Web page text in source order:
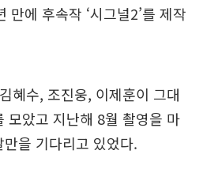
만에 후속작 ‘시그널2’를 제작
혜수, 조진웅, 이제훈이 그대
모았고 지난해 8월 촬영을 마
을 기다리고 있었다.